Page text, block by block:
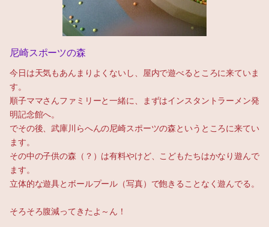
尼崎スポーツの森
今日は天気もあんまりよくないし、屋内で遊べるところに来ていま
す。
順子ママさんファミリーと一緒に、まずはインスタントラーメン発
明記念館へ。
でその後、武庫川らへんの尼崎スポーツの森というところに来てい
ます。
その中の子供の森（？）は有料やけど、こどもたちはかなり遊んで
ます。
立体的な遊具とボールプール（写真）で飽きることなく遊んでる。
そろそろ腹減ってきたよ～ん！